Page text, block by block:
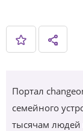
Портал
семейного
тысячам